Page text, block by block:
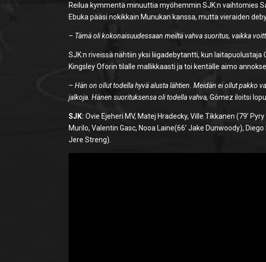
Reilua kymmentä minuuttia myöhemmin SJK:n vaihtomies
Ebuka pääsi nokikkain Munukan kanssa, mutta vieraiden
– Tämä oli kokonaisuudessaan meiltä vahva suoritus, vaikka
SJK:n riveissä nähtiin yksi liigadebytantti, kun
Kingsley Oforin tilalle mallikkaasti ja toi kentälle aimo
–Hän on ollut todella hyvä alusta lähtien. Meidän ei ollut pakko
jalkoja. Hänen suorituksensa oli todella vahva, Gómez iloitsi
SJK: Ovie Ejeheri MV, Matej Hradecky, Ville Tikkanen (79’
Murilo, Valentin Gasc, Nooa Laine(66’ Jake Dunwoody),
Jere Streng).